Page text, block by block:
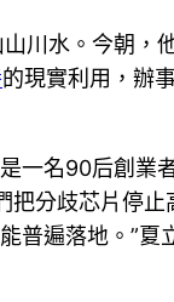
川水。今朝，
的現實利用，辦
一名90后創業
把分歧芯片停
普遍落地。”夏